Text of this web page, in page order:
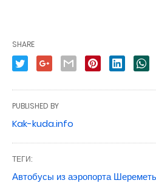
SHARE
PUBLISHED BY
Kak-kuda.info
ТЕГИ:
Автобусы из аэропорта